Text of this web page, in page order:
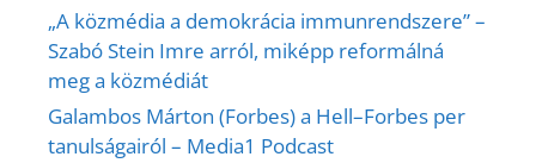
„A közmédia a demokrácia immunrendszere” –
Szabó Stein Imre arról, miképp reformálná
meg a közmédiát
Galambos Márton (Forbes) a Hell–Forbes per
tanulságairól – Media1 Podcast